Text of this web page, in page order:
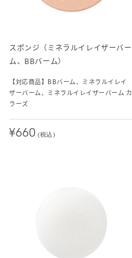
スポンジ（ミネラルイレイザーバー
ム、BBバーム）
【対応商品】BBバーム、ミネラルイレイ
ザーバーム、ミネラルイレイザーバーム カ
ラーズ
¥660 (税込)